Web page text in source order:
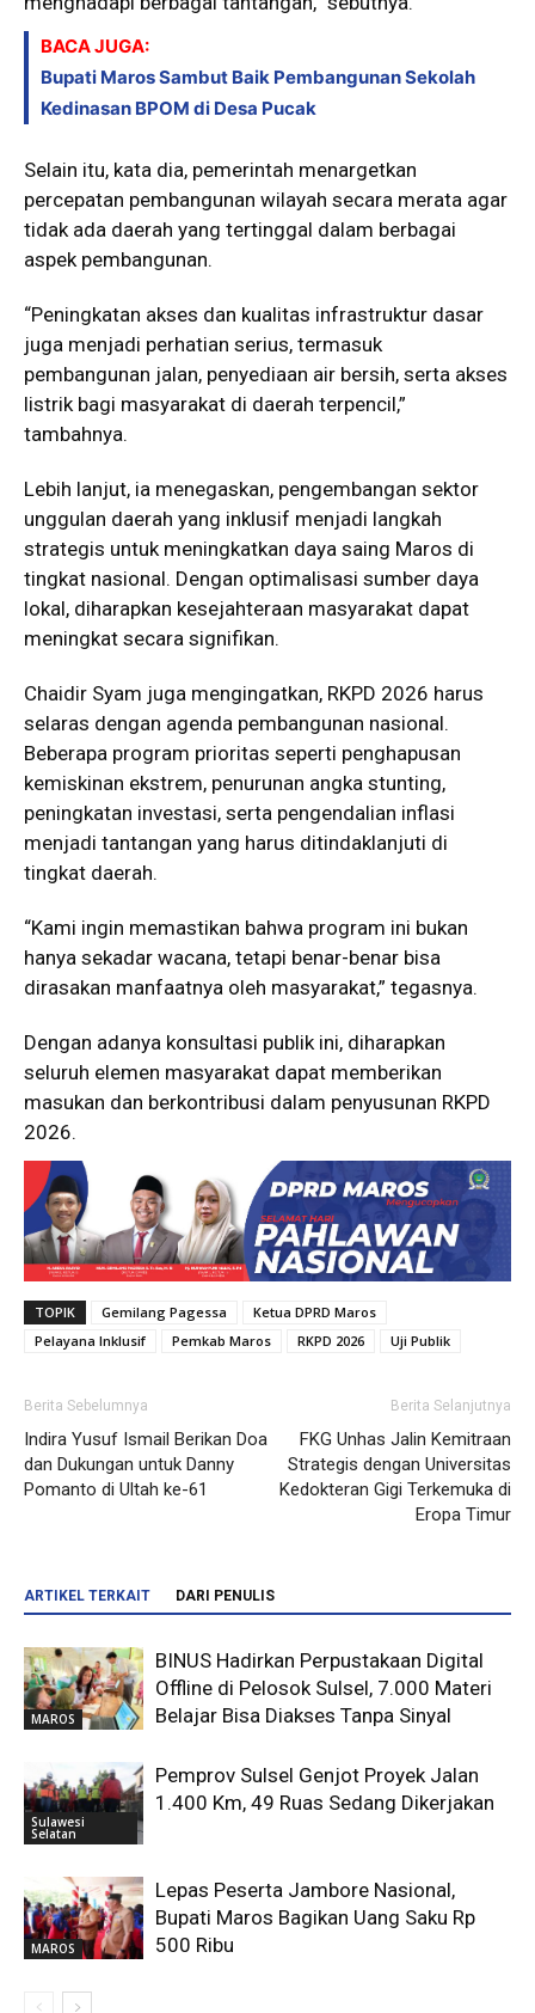
BACA JUGA:
Bupati Maros Sambut Baik Pembangunan Sekolah
Kedinasan BPOM di Desa Pucak
Selain itu, kata dia, pemerintah menargetkan
percepatan pembangunan wilayah secara merata agar
tidak ada daerah yang tertinggal dalam berbagai
aspek pembangunan.
“Peningkatan akses dan kualitas infrastruktur dasar
juga menjadi perhatian serius, termasuk
pembangunan jalan, penyediaan air bersih, serta akses
listrik bagi masyarakat di daerah terpencil,”
tambahnya.
Lebih lanjut, ia menegaskan, pengembangan sektor
unggulan daerah yang inklusif menjadi langkah
strategis untuk meningkatkan daya saing Maros di
tingkat nasional. Dengan optimalisasi sumber daya
lokal, diharapkan kesejahteraan masyarakat dapat
meningkat secara signifikan.
Chaidir Syam juga mengingatkan, RKPD 2026 harus
selaras dengan agenda pembangunan nasional.
Beberapa program prioritas seperti penghapusan
kemiskinan ekstrem, penurunan angka stunting,
peningkatan investasi, serta pengendalian inflasi
menjadi tantangan yang harus ditindaklanjuti di
tingkat daerah.
“Kami ingin memastikan bahwa program ini bukan
hanya sekadar wacana, tetapi benar-benar bisa
dirasakan manfaatnya oleh masyarakat,” tegasnya.
Dengan adanya konsultasi publik ini, diharapkan
seluruh elemen masyarakat dapat memberikan
masukan dan berkontribusi dalam penyusunan RKPD
2026.
TOPIK Gemilang Pagessa
Ketua DPRD Maros
Pelayana Inklusif
Pemkab Maros RKPD 2026 Uji Publik
Berita Sebelumnya
Indira Yusuf Ismail Berikan Doa
dan Dukungan untuk Danny
Pomanto di Ultah ke-61
Berita Selanjutnya
FKG Unhas Jalin Kemitraan
Strategis dengan Universitas
Kedokteran Gigi Terkemuka di
Eropa Timur
ARTIKEL TERKAIT DARI PENULIS
MAROS
BINUS Hadirkan Perpustakaan Digital
Offline di Pelosok Sulsel, 7.000 Materi
Belajar Bisa Diakses Tanpa Sinyal
Sulawesi
Selatan
Pemprov Sulsel Genjot Proyek Jalan
1.400 Km, 49 Ruas Sedang Dikerjakan
MAROS
Lepas Peserta Jambore Nasional,
Bupati Maros Bagikan Uang Saku Rp
500 Ribu